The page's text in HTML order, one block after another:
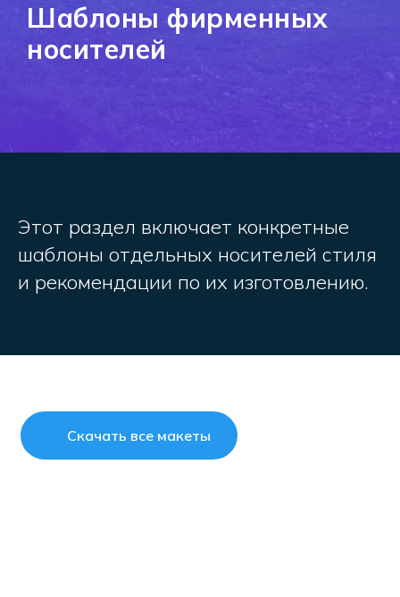
Шаблоны фирменных
носителей
Этот раздел включает конкретные
шаблоны отдельных носителей стиля
и рекомендации по их изготовлению.
Скачать все макеты